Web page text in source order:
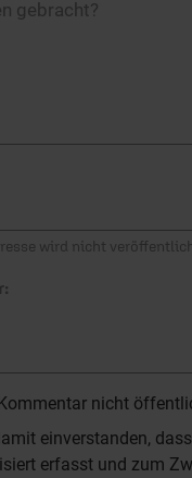
gebracht?
wird nicht
nicht
einverstanden,
erfasst und zum